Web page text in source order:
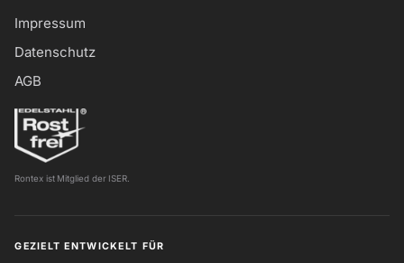
Impressum
Datenschutz
AGB
Rontex ist Mitglied der ISER.
GEZIELT ENTWICKELT FÜR